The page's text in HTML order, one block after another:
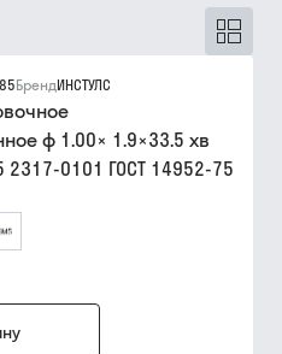
БрендИНСТУЛС
ф 1.00× 1.9×33.5 хв
2317-0101 ГОСТ 14952-75